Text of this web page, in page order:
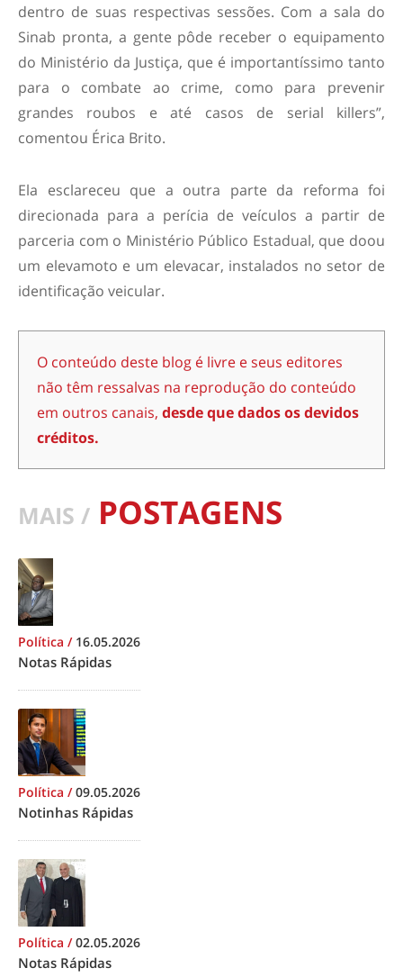
dentro de suas respectivas sessões. Com a sala do
Sinab pronta, a gente pôde receber o equipamento
do Ministério da Justiça, que é importantíssimo tanto
para o combate ao crime, como para prevenir
grandes roubos e até casos de serial killers”,
comentou Érica Brito.
Ela esclareceu que a outra parte da reforma foi
direcionada para a perícia de veículos a partir de
parceria com o Ministério Público Estadual, que doou
um elevamoto e um elevacar, instalados no setor de
identificação veicular.
O conteúdo deste blog é livre e seus editores
não têm ressalvas na reprodução do conteúdo
em outros canais, desde que dados os devidos
créditos.
MAIS / POSTAGENS
Política / 16.05.2026
Notas Rápidas
Política /09.05.2026
Notinhas Rápidas
Política /02.05.2026
Notas Rápidas